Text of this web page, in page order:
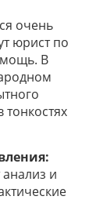
очень
юрист по
В
и